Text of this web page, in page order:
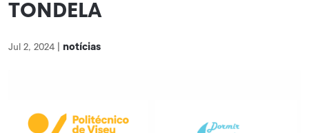
TONDELA
Jul 2, 2024 notícias